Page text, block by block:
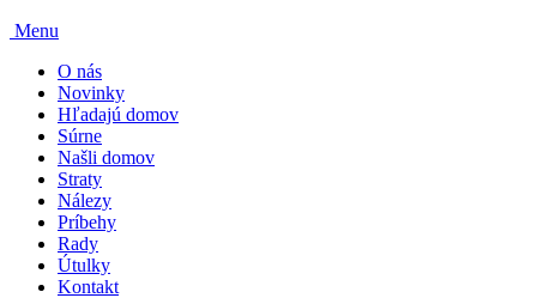
Menu
O nás
Novinky
Hľadajú domov
Súrne
Našli domov
Straty
Nálezy
Príbehy
Rady
Útulky
Kontakt